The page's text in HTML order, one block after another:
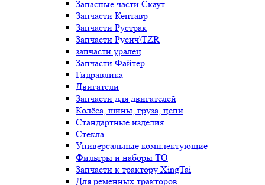
Запасные части Скаут
Запчасти Кентавр
Запчасти Рустрак
Запчасти Русич\TZR
запчасти уралец
Запчасти Файтер
Гидравлика
Двигатели
Запчасти для двигателей
Колёса, шины, груза, цепи
Стандартные изделия
Стёкла
Универсальные комплектующие
Фильтры и наборы ТО
Запчасти к трактору XingTai
Для ременных тракторов